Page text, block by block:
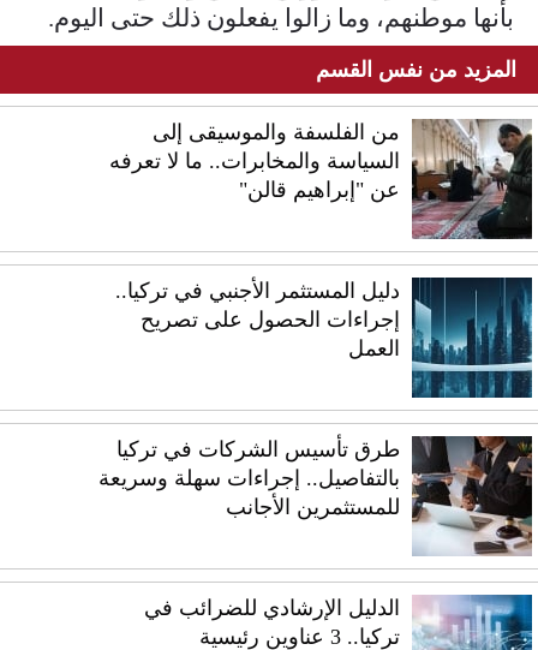
بأنها موطنهم، وما زالوا يفعلون ذلك حتى اليوم.
المزيد من نفس القسم
من الفلسفة والموسيقى إلى
السياسة والمخابرات.. ما لا تعرفه
عن "إبراهيم قالن"
دليل المستثمر الأجنبي في تركيا..
إجراءات الحصول على تصريح
العمل
طرق تأسيس الشركات في تركيا
بالتفاصيل.. إجراءات سهلة وسريعة
للمستثمرين الأجانب
الدليل الإرشادي للضرائب في
تركيا.. 3 عناوين رئيسية